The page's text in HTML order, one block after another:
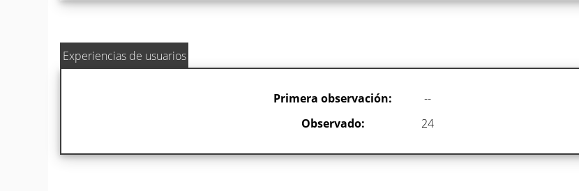
Experiencias de usuarios
Primera observación:
--
Observado:
24